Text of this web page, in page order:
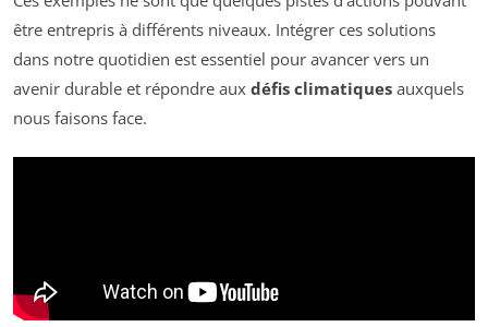
être entrepris à différents niveaux. Intégrer ces solutions
dans notre quotidien est essentiel pour avancer vers un
avenir durable et répondre aux défis climatiques auxquels
nous faisons face.